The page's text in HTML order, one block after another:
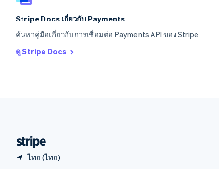
Stripe Docs เกี่ยวกับ Payments
ค้นหาคู่มือเกี่ยวกับการเชื่อมต่อ Payments API ของ Stripe
ดู Stripe Docs
ไทย (ไทย)
ออสเตรเลีย
English
DeutschEnglish
ItalianoEnglish